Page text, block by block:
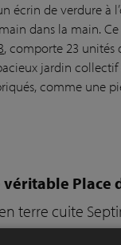
écrin de verdure à
dans la main.
, comporte 23 unités
jardin collectif
comme une
Place
terre cuite